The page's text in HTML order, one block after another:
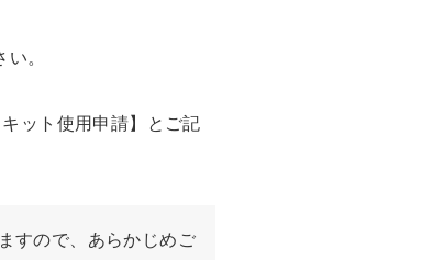
。
ット使用申請】とご記
すので、あらかじめご